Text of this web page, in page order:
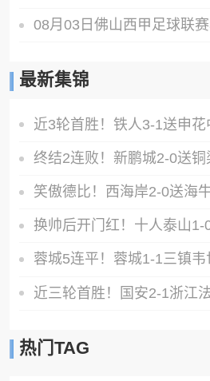
最新集锦
热门TAG